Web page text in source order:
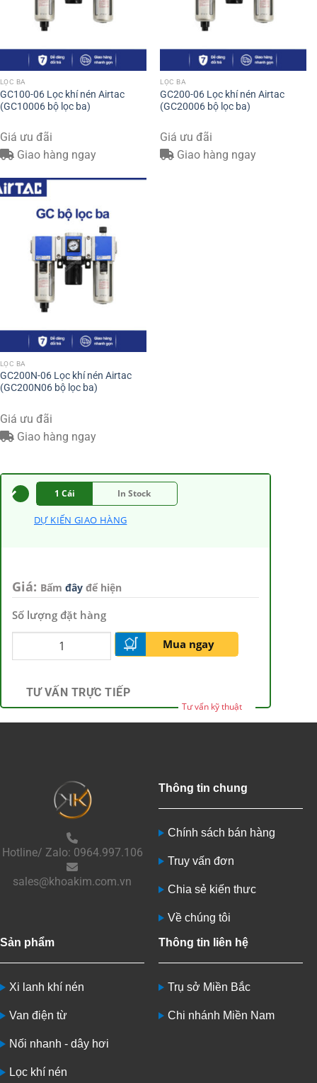
LỌC BA
GC100-06 Lọc khí nén Airtac
(GC10006 bộ lọc ba)
Giá ưu đãi
Giao hàng ngay
LỌC BA
GC200-06 Lọc khí nén Airtac
(GC20006 bộ lọc ba)
Giá ưu đãi
Giao hàng ngay
LỌC BA
GC200N-06 Lọc khí nén Airtac
(GC200N06 bộ lọc ba)
Giá ưu đãi
Giao hàng ngay
1 Cái In Stock
DỰ KIẾN GIAO HÀNG
Giá: Bấm đây để hiện
Số lượng đặt hàng
Mua ngay
TƯ VẤN TRỰC TIẾP
Tư vấn kỹ thuật
Hotline/ Zalo: 0964.997.106
sales@khoakim.com.vn
Thông tin chung
Chính sách bán hàng
Truy vấn đơn
Chia sẻ kiến thưc
Về chúng tôi
Sản phẩm
Xi lanh khí nén
Van điện từ
Nối nhanh - dây hơi
Lọc khí nén
Thông tin liên hệ
Trụ sở Miền Bắc
Chi nhánh Miền Nam